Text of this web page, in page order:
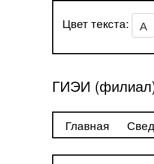
Цвет текста: А
ГИЭИ
Главная